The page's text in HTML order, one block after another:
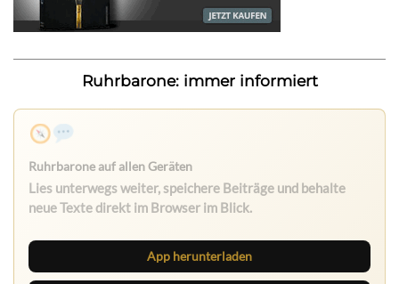
Ruhrbarone: immer informiert
App herunterladen